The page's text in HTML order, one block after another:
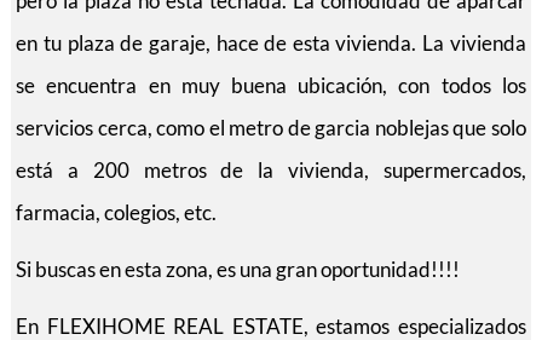
en tu plaza de garaje, hace de esta vivienda. La vivienda
se encuentra en muy buena ubicación, con todos los
servicios cerca, como el metro de garcia noblejas que solo
está a 200 metros de la vivienda, supermercados,
farmacia, colegios, etc.
Si buscas en esta zona, es una gran oportunidad!!!!
En FLEXIHOME REAL ESTATE, estamos especializados